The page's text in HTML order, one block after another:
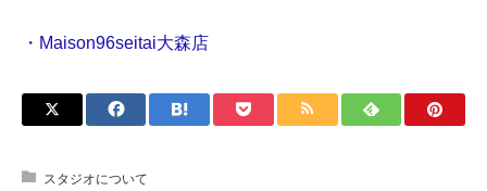
・Maison96seitai大森店
スタジオについて